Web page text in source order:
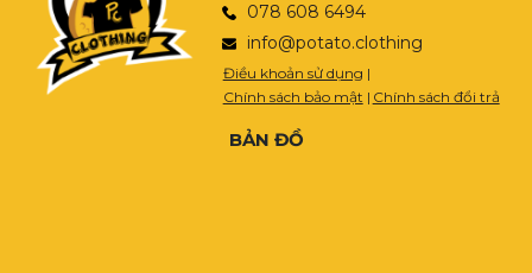
078 608 6494
info@potato.clothing
Điều khoản sử dụng |
Chính sách bảo mật | Chính sách đổi trả
BẢN ĐỒ